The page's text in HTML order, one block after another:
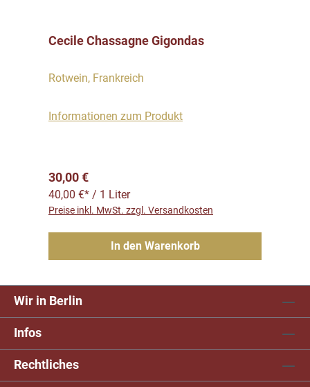
Cecile Chassagne Gigondas
Rotwein, Frankreich
Informationen zum Produkt
Regulärer Preis:
30,00 €
40,00 €* / 1 Liter
Preise inkl. MwSt. zzgl. Versandkosten
In den Warenkorb
Wir in Berlin
Infos
Rechtliches